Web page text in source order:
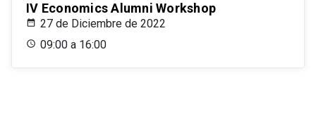
IV Economics Alumni Workshop
27 de Diciembre de 2022
09:00 a 16:00